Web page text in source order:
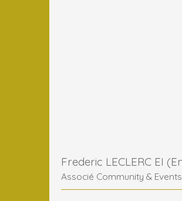
Associé Community & Events